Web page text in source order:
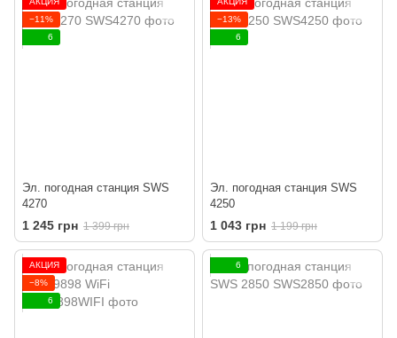
−11%
6
Эл. погодная станция SWS
4270
1 245 грн 1 399 грн
−13%
6
Эл. погодная станция SWS
4250
1 043 грн 1 199 грн
АКЦИЯ
−8%
6
6